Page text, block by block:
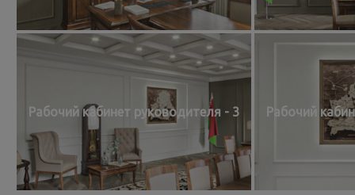
Рабочий кабинет руководителя - 3 Рабочий